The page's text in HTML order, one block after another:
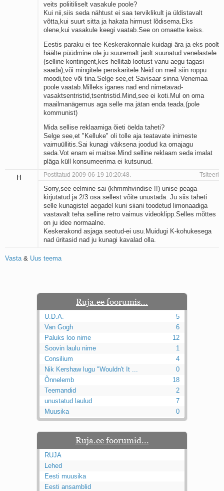
veits poliitiliselt vasakule poole?
Kui nii,siis seda nähtust ei saa terviklikult ja üldistavalt
võtta,kui suurt sitta ja hakata hirmust lõdisema.Eks
olene,kui vasakule keegi vaatab.See on omaette keiss.
Eestis paraku ei tee Keskerakonnale kuidagi ära ja eks poolt
häälte püüdmine ole ju suuremalt jaolt suunatud venelastele
(selline kontingent,kes hellitab lootust vanu aegu tagasi
saada),või mingitele penskaritele.Neid on meil siin roppu
moodi,tee või tina.Selge see,et Savisaar sinna Venemaa
poole vaatab.Milleks iganes nad end nimetavad-
vasaktsentristid,tsentristid.Mind,see ei koti.Mul on oma
maailmanägemus aga selle ma jätan enda teada.(pole
kommunist)
Mida sellise reklaamiga õieti öelda taheti?
Selge see,et "Kelluke" oli tolle aja teatavate inimeste
vaimuüllitis.Sai kunagi väiksena joodud ka omajagu
seda.Vot enam ei maitse.Mind selline reklaam seda imalat
pläga küll konsumeerima ei kutsunud.
H Postitatud 2009-06-19 10:20:48. Tsiteeri
Sorry,see eelmine sai (khmmhvindise !!) unise peaga
kirjutatud ja 2/3 osa sellest võite unustada. Ju siis taheti
selle kunagistel aegadel kuni siiani toodetud limonaadiga
vastavalt teha selline retro vaimus videoklipp.Selles mõttes
on ju idee normaalne.
Keskerakond asjaga seotud-ei usu.Muidugi K-kohukesega
nad üritasid nad ju kunagi kavalad olla.
Vasta& Uus teema
Ruja.ee foorumis...
U.D.A.
5
Van Gogh
6
Paluks loo nime
12
Soovin laulu nime
1
Consilium
4
Nik Kershaw lugu "Wouldn't It ...
0
Õnnelemb
18
Teemandid
2
unustatud laulud
7
Muusika
0
Ruja.ee foorumid...
RUJA
Lehed
Eesti muusika
Eesti ansamblid